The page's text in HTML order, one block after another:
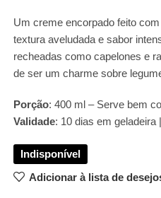
Um creme encorpado feito
textura aveludada e sabor
recheadas como capelones e
de ser um charme sobre
Porção: 400 ml – Serve bem
Validade: 10 dias em geladeira
Adicionar à lista de